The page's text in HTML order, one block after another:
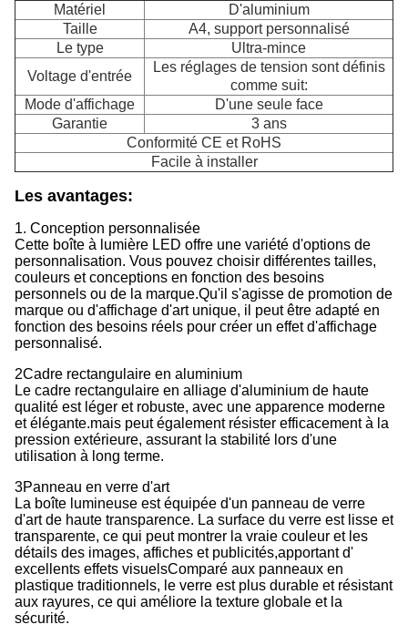
Matériel
D'aluminium
Taille
A4, support personnalisé
Le type
Ultra-mince
Voltage d'entrée
Les réglages de tension sont définis
comme suit:
Mode d'affichage
D'une seule face
Garantie
3 ans
Conformité CE et RoHS
Facile à installer
Les avantages:
1. Conception personnalisée
Cette boîte à lumière LED offre une variété d'options de
personnalisation. Vous pouvez choisir différentes tailles,
couleurs et conceptions en fonction des besoins
personnels ou de la marque.Qu'il s'agisse de promotion de
marque ou d'affichage d'art unique, il peut être adapté en
fonction des besoins réels pour créer un effet d'affichage
personnalisé.
2Cadre rectangulaire en aluminium
Le cadre rectangulaire en alliage d'aluminium de haute
qualité est léger et robuste, avec une apparence moderne
et élégante.mais peut également résister efficacement à la
pression extérieure, assurant la stabilité lors d'une
utilisation à long terme.
3Panneau en verre d'art
La boîte lumineuse est équipée d'un panneau de verre
d'art de haute transparence. La surface du verre est lisse et
transparente, ce qui peut montrer la vraie couleur et les
détails des images, affiches et publicités,apportant d'
excellents effets visuelsComparé aux panneaux en
plastique traditionnels, le verre est plus durable et résistant
aux rayures, ce qui améliore la texture globale et la
sécurité.